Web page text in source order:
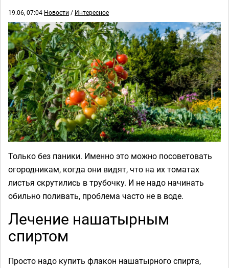
19.06, 07:04 Новости / Интересное
Только без паники. Именно это можно посоветовать
огородникам, когда они видят, что на их томатах
листья скрутились в трубочку. И не надо начинать
обильно поливать, проблема часто не в воде.
Лечение нашатырным
спиртом
Просто надо купить флакон нашатырного спирта,